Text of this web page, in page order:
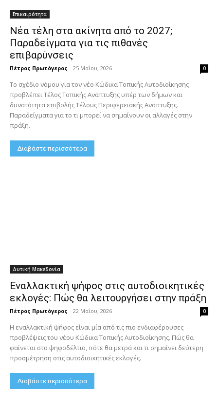
Επικαιρότητα
Νέα τέλη στα ακίνητα από το 2027;
Παραδείγματα για τις πιθανές
επιβαρύνσεις
Πέτρος Πρωτόγερος - 25 Μαΐου, 2026 0
Το σχέδιο νόμου για τον νέο Κώδικα Τοπικής Αυτοδιοίκησης
προβλέπει Τέλος Τοπικής Ανάπτυξης υπέρ των δήμων και
δυνατότητα επιβολής Τέλους Περιφερειακής Ανάπτυξης.
Παραδείγματα για το τι μπορεί να σημαίνουν οι αλλαγές στην
πράξη.
Διαβάστε περισσότερα
Δυτική Μακεδονία
Εναλλακτική ψήφος στις αυτοδιοικητικές
εκλογές: Πώς θα λειτουργήσει στην πράξη
Πέτρος Πρωτόγερος - 22 Μαΐου, 2026 0
Η εναλλακτική ψήφος είναι μία από τις πιο ενδιαφέρουσες
προβλέψεις του νέου Κώδικα Τοπικής Αυτοδιοίκησης. Πώς θα
φαίνεται στο ψηφοδέλτιο, πότε θα μετρά και τι σημαίνει δεύτερη
προσμέτρηση στις αυτοδιοικητικές εκλογές.
Διαβάστε περισσότερα